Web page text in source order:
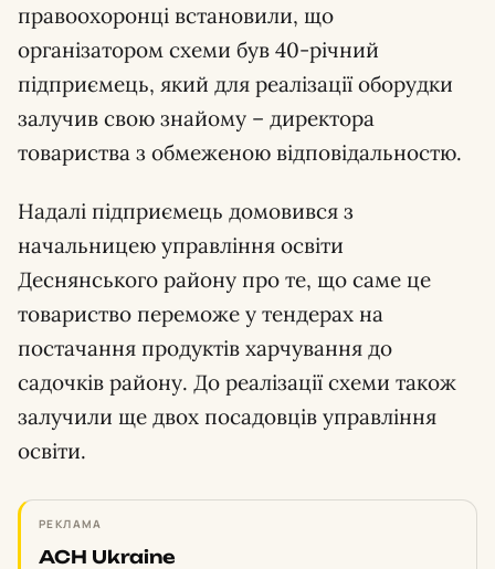
правоохоронці встановили, що
організатором схеми був 40-річний
підприємець, який для реалізації оборудки
залучив свою знайому – директора
товариства з обмеженою відповідальностю.
Надалі підприємець домовився з
начальницею управління освіти
Деснянського району про те, що саме це
товариство переможе у тендерах на
постачання продуктів харчування до
садочків району. До реалізації схеми також
залучили ще двох посадовців управління
освіти.
РЕКЛАМА
ACH Ukraine